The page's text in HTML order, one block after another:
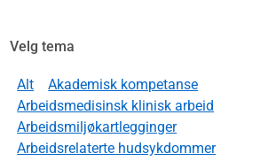
Velg tema
Alt
Akademisk kompetanse
Arbeidsmedisinsk klinisk arbeid
Arbeidsmiljøkartlegginger
Arbeidsrelaterte hudsykdommer